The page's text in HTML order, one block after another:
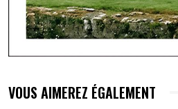
VOUS AIMEREZ ÉGALEMENT